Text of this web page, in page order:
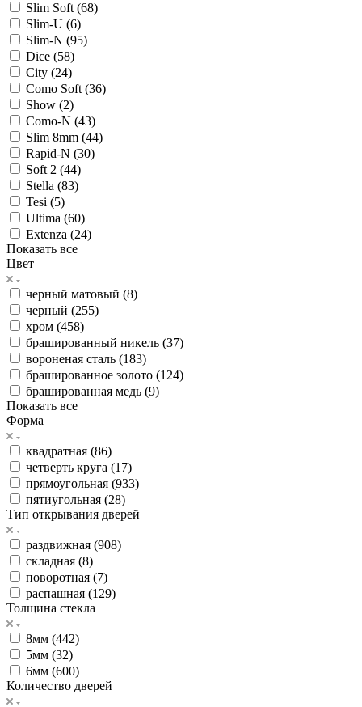
Slim Soft (68)
Slim-U (6)
Slim-N (95)
Dice (58)
City (24)
Como Soft (36)
Show (2)
Como-N (43)
Slim 8mm (44)
Rapid-N (30)
Soft 2 (44)
Stella (83)
Tesi (5)
Ultima (60)
Extenza (24)
Показать все
Цвет
черный матовый (8)
черный (255)
хром (458)
брашированный никель (37)
вороненая сталь (183)
брашированное золото (124)
брашированная медь (9)
Показать все
Форма
квадратная (86)
четверть круга (17)
прямоугольная (933)
пятиугольная (28)
Тип открывания дверей
раздвижная (908)
складная (8)
поворотная (7)
распашная (129)
Толщина стекла
8мм (442)
5мм (32)
6мм (600)
Количество дверей